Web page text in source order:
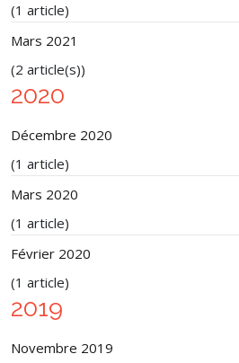
(1 article)
Mars 2021
(2 article(s))
2020
Décembre 2020
(1 article)
Mars 2020
(1 article)
Février 2020
(1 article)
2019
Novembre 2019